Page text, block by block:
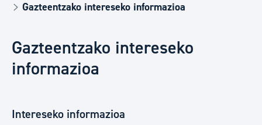
Gazteentzako intereseko informazioa
Gazteentzako intereseko
informazioa
Intereseko informazioa